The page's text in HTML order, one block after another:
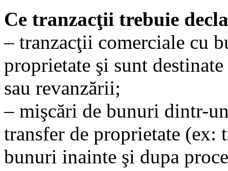
Ce tranzacţii trebuie
– tranzacţii comerciale cu
proprietate şi sunt
sau revanzării;
– mişcări de bunuri dintr-
transfer de proprietate (ex:
bunuri inainte şi dupa